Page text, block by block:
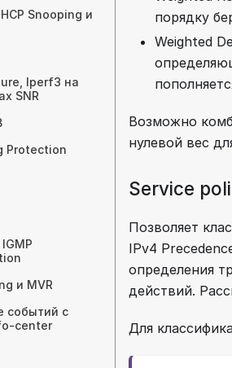
Snooping и
Iperf3 на
SNR
Protection
и MVR
событий с
center
порядку
Weighted
Возможно
нулевой вес
Service
Позволяет
IPv4
определения
действий.
Для